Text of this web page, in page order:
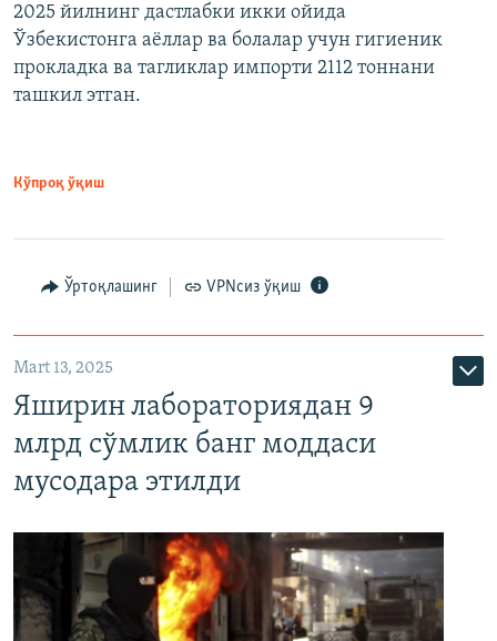
2025 йилнинг дастлабки икки ойида
Ўзбекистонга аёллар ва болалар учун гигиеник
прокладка ва тагликлар импорти 2112 тоннани
ташкил этган.
Кўпроқ ўқиш
Ўртоқлашинг VPNсиз ўқиш
Mart 13, 2025
Яширин лабораториядан 9
млрд сўмлик банг моддаси
мусодара этилди